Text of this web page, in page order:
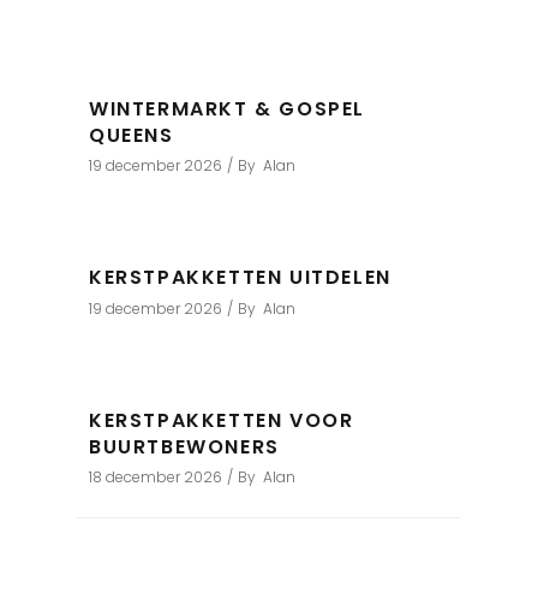
WINTERMARKT & GOSPEL
QUEENS
19 december 2026 By Alan
KERSTPAKKETTEN UITDELEN
19 december 2026 By Alan
KERSTPAKKETTEN VOOR
BUURTBEWONERS
18 december 2026 By Alan